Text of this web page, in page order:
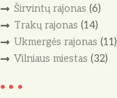
Širvintų rajonas (6)
Trakų rajonas (14)
Ukmergės rajonas (11)
Vilniaus miestas (32)